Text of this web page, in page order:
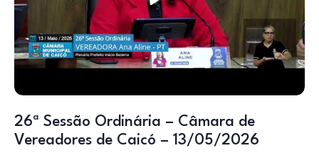
26ª Sessão Ordinária – Câmara de
Vereadores de Caicó – 13/05/2026